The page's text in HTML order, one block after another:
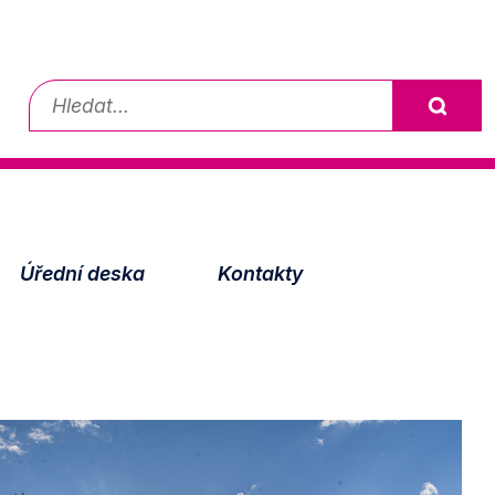
Vyhledávání
Úřední deska Kontakty